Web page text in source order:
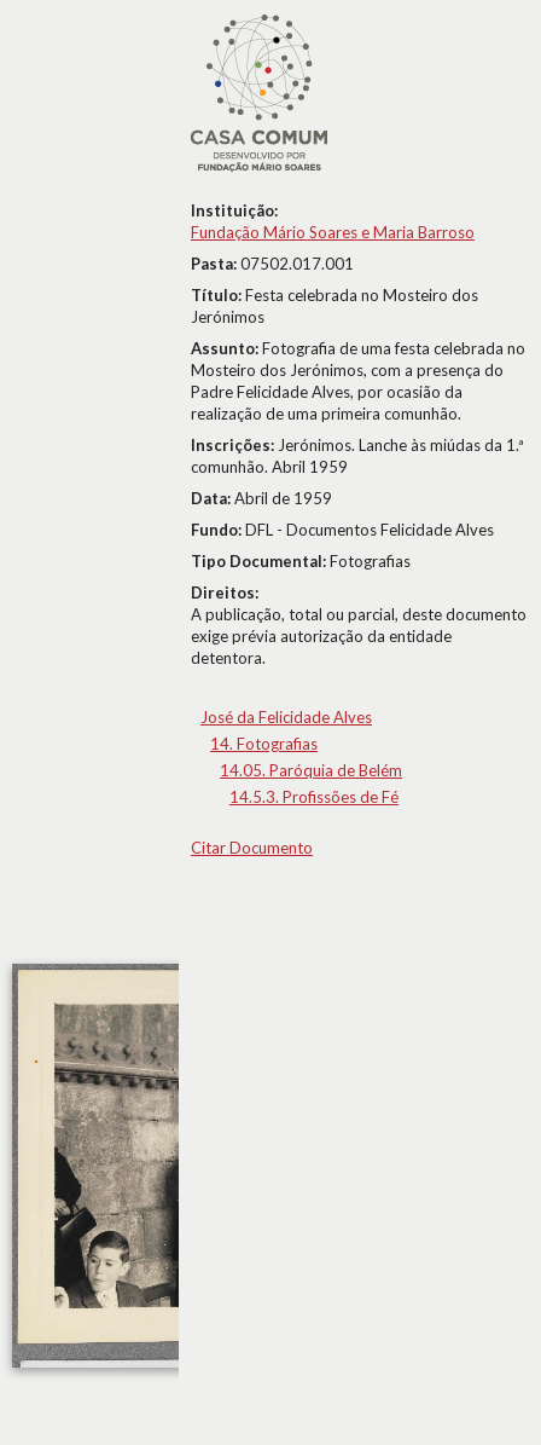
Instituição:
Fundação Mário Soares e Maria Barroso
Pasta:07502.017.001
Título:Festa celebrada no Mosteiro dos
Jerónimos
Assunto:Fotografia de uma festa celebrada no
Mosteiro dos Jerónimos, com a presença do
Padre Felicidade Alves, por ocasião da
realização de uma primeira comunhão.
Inscrições: Jerónimos. Lanche às miúdas da 1.ª
comunhão. Abril 1959
Data:Abril de 1959
Fundo:DFL - Documentos Felicidade Alves
Tipo Documental:Fotografias
Direitos:
A publicação, total ou parcial, deste documento
exige prévia autorização da entidade
detentora.
José da Felicidade Alves
14. Fotografias
14.05. Paróquia de Belém
14.5.3. Profissões de Fé
Citar Documento